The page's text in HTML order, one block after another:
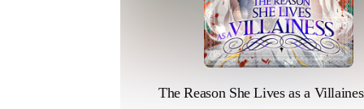
The Reason She Lives as a